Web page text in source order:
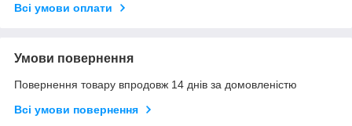
Всі умови оплати
Умови повернення
Повернення товару впродовж 14 днів за домовленістю
Всі умови повернення